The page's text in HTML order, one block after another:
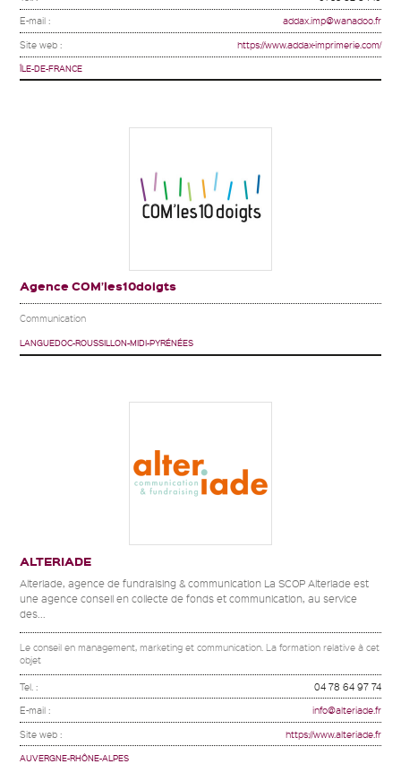
E-mail : addax.imp@wanadoo.fr
Site web : https://www.addax-imprimerie.com/
ÎLE-DE-FRANCE
Agence COM’les10doigts
Communication
LANGUEDOC-ROUSSILLON-MIDI-PYRÉNÉES
ALTERIADE
Alteriade, agence de fundraising & communication La SCOP Alteriade est
une agence conseil en collecte de fonds et communication, au service
des...
Le conseil en management, marketing et communication. La formation relative à cet
objet
Tel. : 04 78 64 97 74
E-mail : info@alteriade.fr
Site web : https://www.alteriade.fr
AUVERGNE-RHÔNE-ALPES